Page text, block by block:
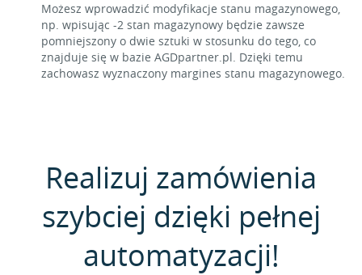
Możesz wprowadzić modyfikacje stanu magazynowego,
np. wpisując -2 stan magazynowy będzie zawsze
pomniejszony o dwie sztuki w stosunku do tego, co
znajduje się w bazie AGDpartner.pl. Dzięki temu
zachowasz wyznaczony margines stanu magazynowego.
Realizuj zamówienia
szybciej dzięki pełnej
automatyzacji!